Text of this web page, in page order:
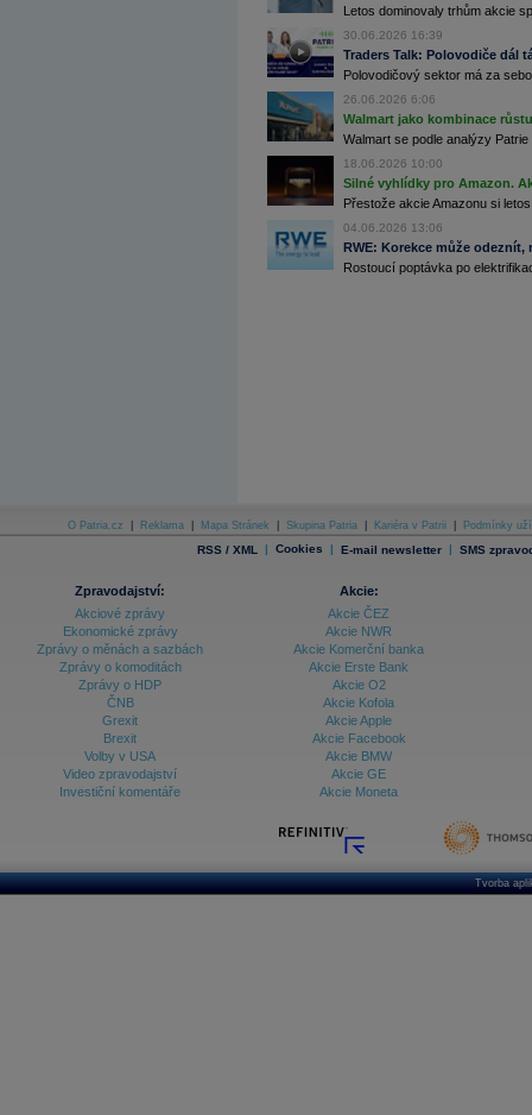
CORPORATE WEB SOLUTION
DATA EXPORT
Databanka - Ceny
Databanka - Ekonomický růst
Databanka - Indexy
Databanka - Měnové kurzy
Databanka - Trh práce
Databanka - Úrokové sazby
Databanka akcie - ČR
Letos dominovaly trhům akcie
30.06.2026 16:39
Traders Talk: Polovodiče dál
Polovodičový sektor má za
26.06.2026 6:06
Walmart jako kombinace
Walmart se podle analýzy
18.06.2026 10:00
Silné vyhlídky pro Amazon.
Přestože akcie Amazonu si
04.06.2026 13:06
RWE: Korekce může
Rostoucí poptávka po
O Patria.cz Reklama Mapa Stránek Skupina Patria Kariéra v Patrii Podmínky
RSS / XML | Cookies | E-mail newsletter | SMS
Zpravodajství:
Akciové zprávy
Ekonomické zprávy
Zprávy o měnách a sazbách
Zprávy o komoditách
Zprávy o HDP
ČNB
Grexit
Brexit
Volby v USA
Video zpravodajství
Investiční komentáře
Akcie:
Akcie ČEZ
Akcie NWR
Akcie Komerční banka
Akcie Erste Bank
Akcie O2
Akcie Kofola
Akcie Apple
Akcie Facebook
Akcie BMW
Akcie GE
Akcie Moneta
Tvorba